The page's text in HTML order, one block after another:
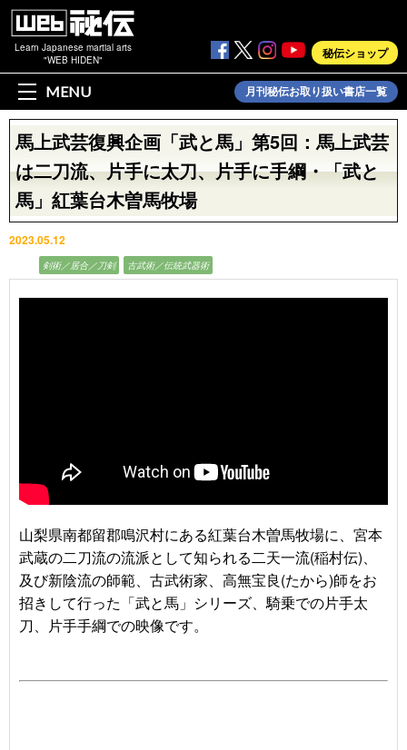
Learn Japanese martial arts
"WEB HIDEN"
秘伝ショップ
MENU 月刊秘伝お取り扱い書店一覧
馬上武芸復興企画「武と馬」第5回：馬上武芸
は二刀流、片手に太刀、片手に手綱・「武と
馬」紅葉台木曽馬牧場
2023.05.12
剣術／居合／刀剣 古武術／伝統武器術
山梨県南都留郡鳴沢村にある紅葉台木曽馬牧場に、宮本
武蔵の二刀流の流派として知られる二天一流(稲村伝)、
及び新陰流の師範、古武術家、高無宝良(たから)師をお
招きして行った「武と馬」シリーズ、騎乗での片手太
刀、片手手綱での映像です。